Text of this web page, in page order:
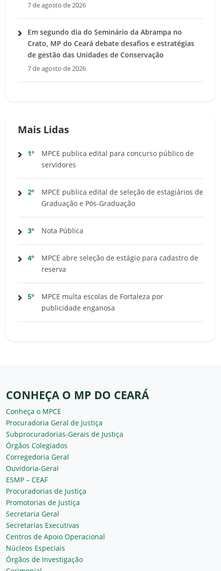
7 de agosto de 2026
Em segundo dia do Seminário da Abrampa no
Crato, MP do Ceará debate desafios e estratégias
de gestão das Unidades de Conservação
7 de agosto de 2026
Mais Lidas
1º
MPCE publica edital para concurso público de
servidores
2º
MPCE publica edital de seleção de estagiários de
Graduação e Pós-Graduação
3º Nota Pública
4º
MPCE abre seleção de estágio para cadastro de
reserva
5º
MPCE multa escolas de Fortaleza por
publicidade enganosa
CONHEÇA O MP DO CEARÁ
Conheça o MPCE
Procuradoria Geral de Justiça
Subprocuradorias-Gerais de Justiça
Órgãos Colegiados
Corregedoria Geral
Ouvidoria-Geral
ESMP – CEAF
Procuradorias de Justiça
Promotorias de Justiça
Secretaria Geral
Secretarias Executivas
Centros de Apoio Operacional
Núcleos Especiais
Órgãos de Investigação